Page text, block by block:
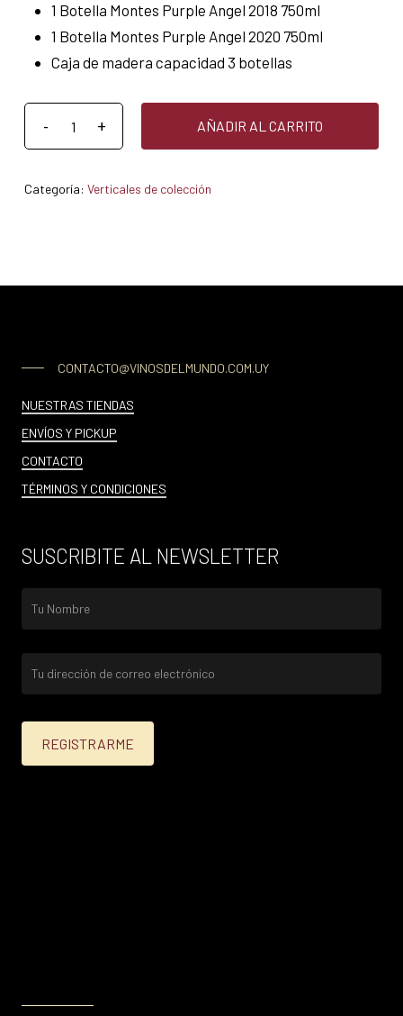
1 Botella Montes Purple Angel 2018 750ml
1 Botella Montes Purple Angel 2020 750ml
Caja de madera capacidad 3 botellas
AÑADIR AL CARRITO
Categoría: Verticales de colección
CONTACTO@VINOSDELMUNDO.COM.UY
NUESTRAS TIENDAS
ENVÍOS Y PICKUP
CONTACTO
TÉRMINOS Y CONDICIONES
SUSCRIBITE AL NEWSLETTER